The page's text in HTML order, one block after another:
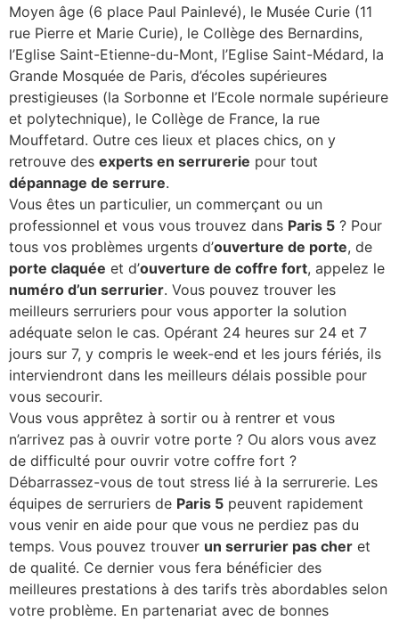
Moyen âge (6 place Paul Painlevé), le Musée Curie (11
rue Pierre et Marie Curie), le Collège des Bernardins,
l’Eglise Saint-Etienne-du-Mont, l’Eglise Saint-Médard, la
Grande Mosquée de Paris, d’écoles supérieures
prestigieuses (la Sorbonne et l’Ecole normale supérieure
et polytechnique), le Collège de France, la rue
Mouffetard. Outre ces lieux et places chics, on y
retrouve des experts en serrurerie pour tout
dépannage de serrure.
Vous êtes un particulier, un commerçant ou un
professionnel et vous vous trouvez dans Paris 5 ? Pour
tous vos problèmes urgents d’ouverture de porte, de
porte claquée et d’ouverture de coffre fort, appelez le
numéro d’un serrurier. Vous pouvez trouver les
meilleurs serruriers pour vous apporter la solution
adéquate selon le cas. Opérant 24 heures sur 24 et 7
jours sur 7, y compris le week-end et les jours fériés, ils
interviendront dans les meilleurs délais possible pour
vous secourir.
Vous vous apprêtez à sortir ou à rentrer et vous
n’arrivez pas à ouvrir votre porte ? Ou alors vous avez
de difficulté pour ouvrir votre coffre fort ?
Débarrassez-vous de tout stress lié à la serrurerie. Les
équipes de serruriers de Paris 5 peuvent rapidement
vous venir en aide pour que vous ne perdiez pas du
temps. Vous pouvez trouver un serrurier pas cher et
de qualité. Ce dernier vous fera bénéficier des
meilleures prestations à des tarifs très abordables selon
votre problème. En partenariat avec de bonnes